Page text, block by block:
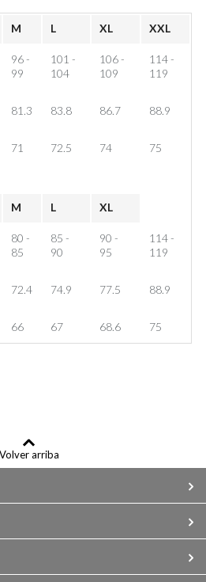
M L XL XXL
96 -
99
101 -
104
106 -
109
114 -
119
81.3 83.8 86.7 88.9
71 72.5 74 75
M L XL
80 -
85
85 -
90
90 -
95
114 -
119
72.4 74.9 77.5 88.9
66 67 68.6 75
Volver arriba